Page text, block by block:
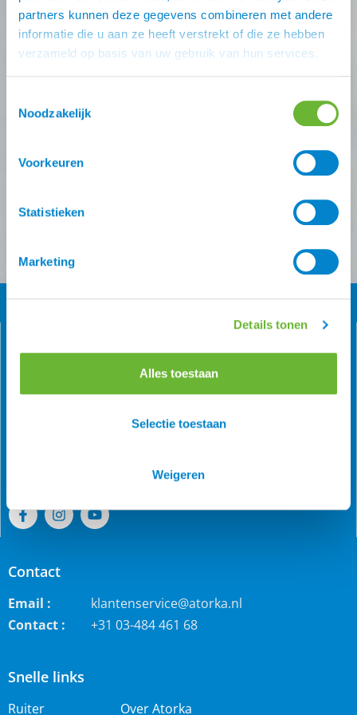
partners kunnen deze gegevens combineren met andere
informatie die u aan ze heeft verstrekt of die ze hebben
verzameld op basis van uw gebruik van hun services.
Noodzakelijk
Voorkeuren
Statistieken
Marketing
Details tonen
Alles toestaan
Selectie toestaan
Weigeren
deals missen?
Schrijf je in voor één (of meer) van onze nieuwsbrieven!
Atorka algemeen
Versturen
Snelle links
Ruiter Over Atorka
Als grootste online webwinkel voor IJslandse paarden in
paardenrassen staan wij bekend voor de grote collectie
Contact
Email :
klantenservice@atorka.nl
Contact :
+31 03-484 461 68